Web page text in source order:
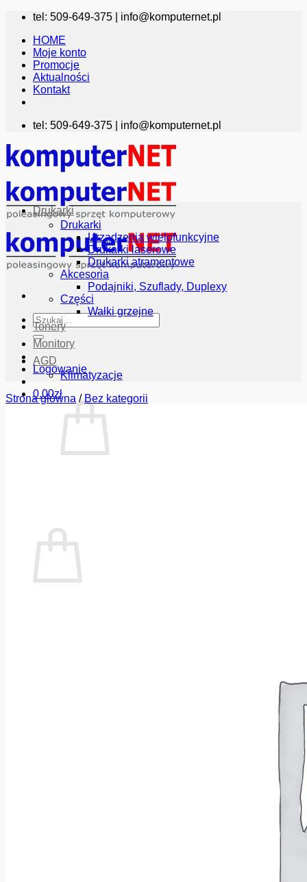
Przewiń
zawartości
tel: 509-649-375 | info@komputernet.pl
HOME
Moje konto
Promocje
Aktualności
Kontakt
tel: 509-649-375 | info@komputernet.pl
Szukaj:
Logowanie
0.00zł
Drukarki
Drukarki
Urządzenia wielofunkcyjne
Drukarki laserowe
Drukarki atramentowe
Akcesoria
Podajniki, Szuflady, Duplexy
Części
Wałki grzejne
Tonery
Monitory
AGD
Klimatyzacje
Strona główna / Bez kategorii